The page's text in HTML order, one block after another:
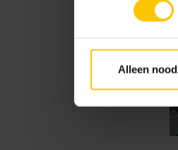
Alleen